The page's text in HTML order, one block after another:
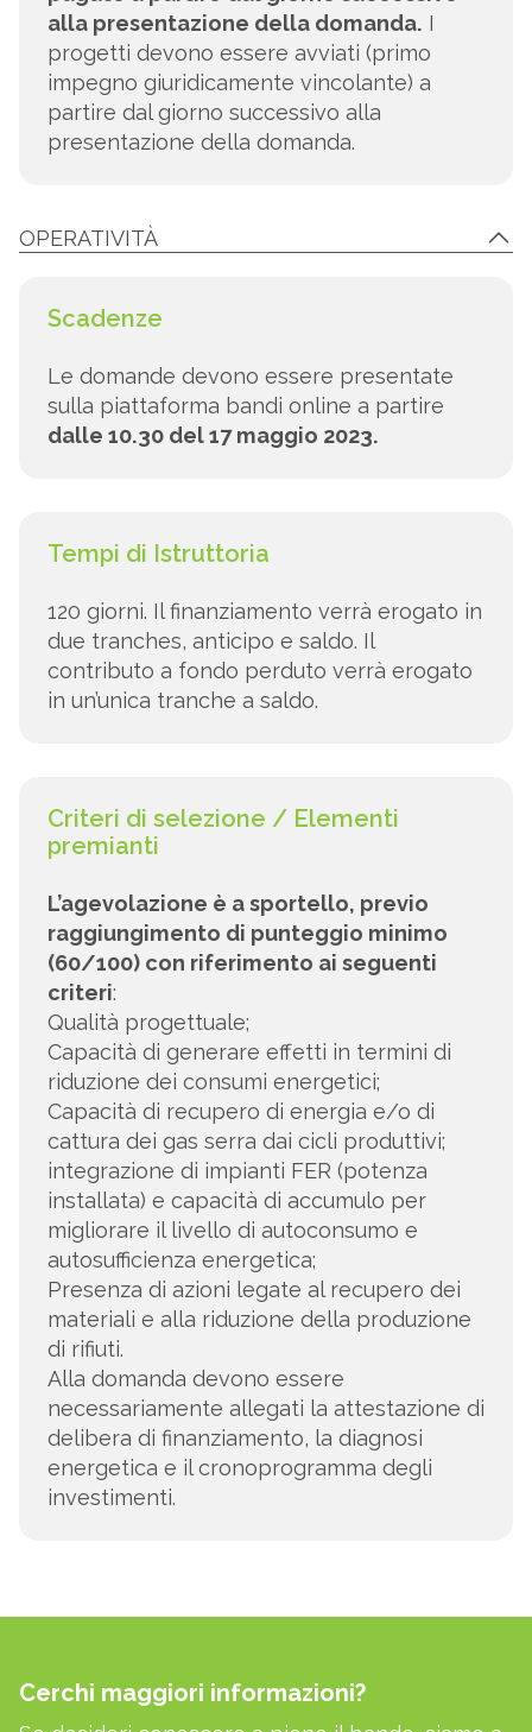
alla presentazione della domanda. I
progetti devono essere avviati (primo
impegno giuridicamente vincolante) a
partire dal giorno successivo alla
presentazione della domanda.
OPERATIVITÀ
Scadenze
Le domande devono essere presentate
sulla piattaforma bandi online a partire
dalle 10.30 del 17 maggio 2023.
Tempi di Istruttoria
120 giorni. Il finanziamento verrà erogato in
due tranches, anticipo e saldo. Il
contributo a fondo perduto verrà erogato
in un’unica tranche a saldo.
Criteri di selezione / Elementi
premianti
L’agevolazione è a sportello, previo
raggiungimento di punteggio minimo
(60/100) con riferimento ai seguenti
criteri:
Qualità progettuale;
Capacità di generare effetti in termini di
riduzione dei consumi energetici;
Capacità di recupero di energia e/o di
cattura dei gas serra dai cicli produttivi;
integrazione di impianti FER (potenza
installata) e capacità di accumulo per
migliorare il livello di autoconsumo e
autosufficienza energetica;
Presenza di azioni legate al recupero dei
materiali e alla riduzione della produzione
di rifiuti.
Alla domanda devono essere
necessariamente allegati la attestazione di
delibera di finanziamento, la diagnosi
energetica e il cronoprogramma degli
investimenti.
Cerchi maggiori informazioni?